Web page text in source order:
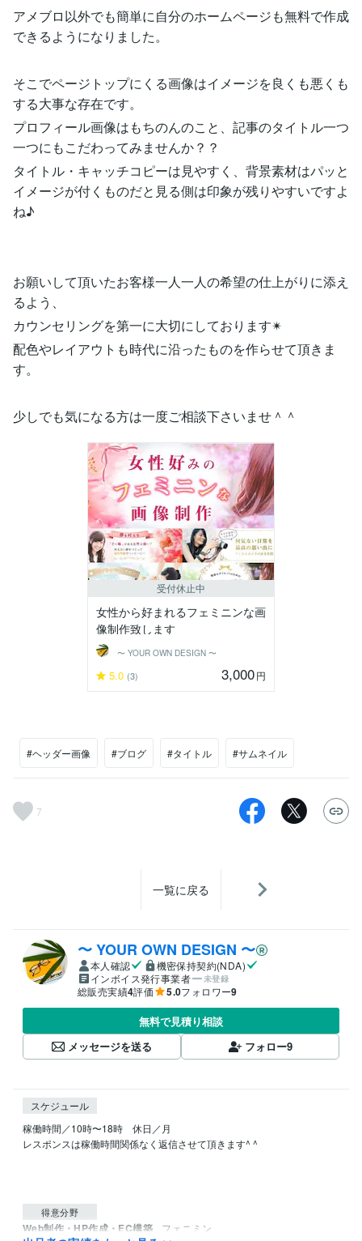
アメブロ以外でも簡単に自分のホームページも無料で作成
できるようになりました。
そこでページトップにくる画像はイメージを良くも悪くも
する大事な存在です。
プロフィール画像はもちのんのこと、記事のタイトル一つ
一つにもこだわってみませんか？？
タイトル・キャッチコピーは見やすく、背景素材はパッと
イメージが付くものだと見る側は印象が残りやすいですよ
ね♪
お願いして頂いたお客様一人一人の希望の仕上がりに添え
るよう、
カウンセリングを第一に大切にしております✴︎
配色やレイアウトも時代に沿ったものを作らせて頂きま
す。
少しでも気になる方は一度ご相談下さいませ＾＾
受付休止中
女性から好まれるフェミニンな画
像制作致します
〜 YOUR OWN DESIGN 〜
5.0 (3) 3,000円
#ヘッダー画像 #ブログ #タイトル #サムネイル
7
一覧に戻る
〜 YOUR OWN DESIGN 〜
本人確認
機密保持契約(NDA)
インボイス発行事業者
未登録
総販売実績4評価 5.0フォロワー9
無料で見積り相談
メッセージを送る
フォロー9
スケジュール
稼働時間／10時〜18時　休日／月
レスポンスは稼働時間関係なく返信させて頂きます^ ^
得意分野
Web制作・HP作成・EC構築 フェニミン